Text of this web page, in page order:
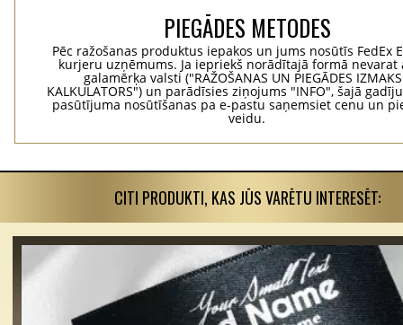
PIEGĀDES METODES
Pēc ražošanas produktus iepakos un jums nosūtīs FedEx
kurjeru uzņēmums. Ja iepriekš norādītajā formā nevarat
galamērķa valsti ("RAŽOŠANAS UN PIEGĀDES
KALKULATORS") un parādīsies ziņojums "INFO", šajā
pasūtījuma nosūtīšanas pa e-pastu saņemsiet cenu un
veidu.
CITI PRODUKTI, KAS JŪS VARĒTU INTERESĒT: